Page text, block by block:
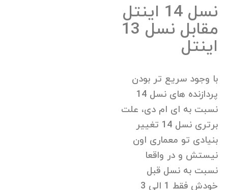
نسل 14 اینتل
مقابل نسل 13
اینتل
با وجود سریع تر بودن
پردازنده های نسل 14
نسبت به ای ام دی، علت
برتری نسل 14 تغییر
بنیادی تو معماری اون
نیستش و در واقعا
نسبت به نسل قبل
خودش فقط 1 الی 3